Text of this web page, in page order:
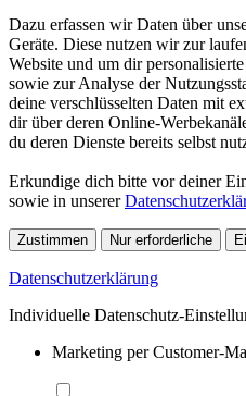
Dazu erfassen wir Daten über
Geräte. Diese nutzen wir zur
Website und um dir
sowie zur Analyse der
deine verschlüsselten Daten mit
dir über deren Online-
du deren Dienste bereits selbst
Erkundige dich bitte vor deiner
sowie in unserer
Zustimmen Nur erforderliche
Datenschutzerklärung
Individuelle Datenschutz-
Marketing per Customer-